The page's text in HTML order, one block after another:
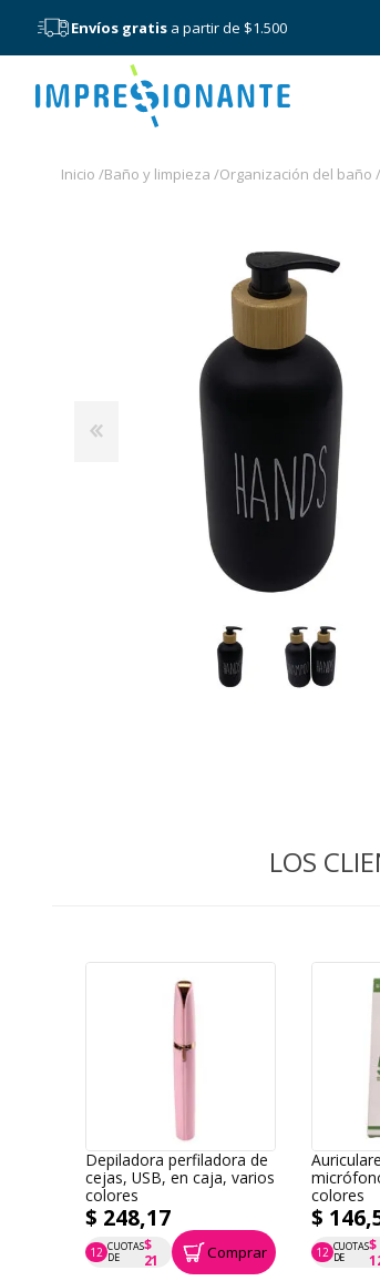
Envíos gratis a partir de $1.500
Menú
Inicio /Baño y limpieza /Organización del baño /
LOS
Depiladora perfiladora de
cejas, USB, en caja, varios
colores
$ 248,17
12 CUOTAS
DE
$
21
P.T.F. $ 248 Comprar
colores
$
12 CUOTAS
DE
$
P.T.F. $ 147